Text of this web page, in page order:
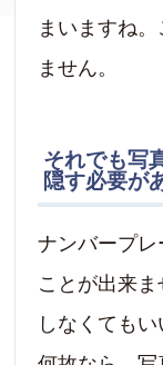
まいますね
ません。
それでも写
隠す必要が
ナンバープ
ことが出来
しなくても